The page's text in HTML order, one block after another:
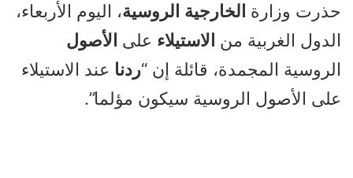
حذرت وزارة الخارجية الروسية، اليوم الأربعاء،
الدول الغربية من الاستيلاء على الأصول
الروسية المجمدة، قائلة إن “ردنا عند الاستيلاء
على الأصول الروسية سيكون مؤلما”.